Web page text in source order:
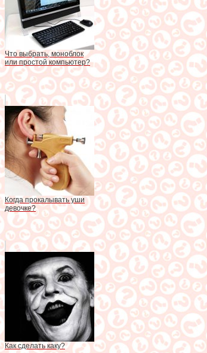
Что выбрать, моноблок
или простой компьютер?
Когда прокалывать уши
девочке?
Как сделать каку?